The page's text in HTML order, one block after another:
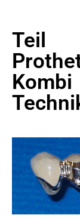
Teil
Kombi